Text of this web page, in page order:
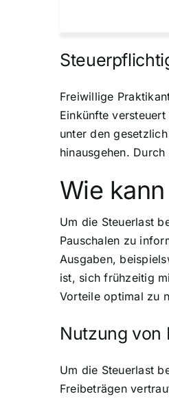
Freiwillige
Einkünfte
unter den
hinausgehen.
Wie
Um die Steuerlast
Pauschalen zu
Ausgaben,
ist, sich frühzeitig
Vorteile optimal zu
Nutzung von
Um die Steuerlast
Freibeträgen